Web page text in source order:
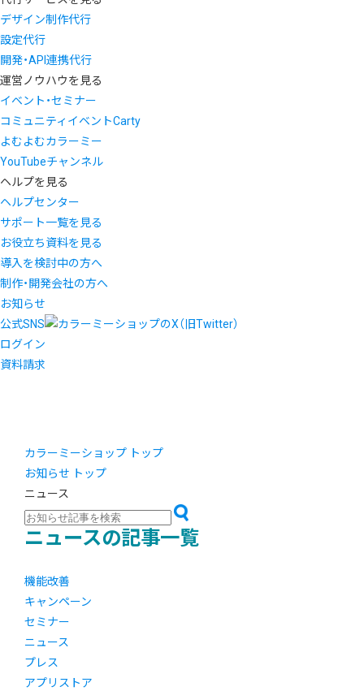
デザイン制作代行
設定代行
開発・API連携代行
運営ノウハウを見る
イベント・セミナー
コミュニティイベントCarty
よむよむカラーミー
YouTubeチャンネル
ヘルプを見る
ヘルプセンター
サポート一覧を見る
お役立ち資料を見る
導入を検討中の方へ
制作・開発会社の方へ
お知らせ
公式SNS
ログイン
資料請求
カラーミーショップ トップ
お知らせ トップ
ニュース
ニュースの記事一覧
機能改善
キャンペーン
セミナー
ニュース
プレス
アプリストア